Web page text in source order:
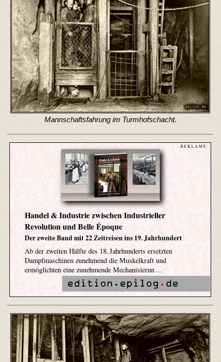
Mannschaftsfahrung im Turmhofschacht.
- R E K L A M E -
Handel & Industrie zwischen Industrieller
Revolution und Belle Époque
Der zweite Band mit 22 Zeitreisen ins 19. Jahrhundert
Ab der zweiten Hälfte des 18. Jahrhunderts ersetzten
Dampfmaschinen zunehmend die Muskelkraft und
ermöglichten eine zunehmende Mechanisierun …